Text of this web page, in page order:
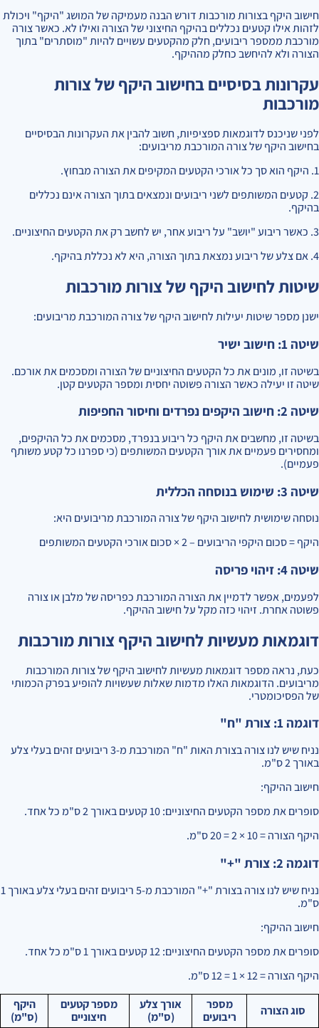
חישוב היקף בצורות מורכבות דורש הבנה מעמיקה של המושג "היקף" ויכולת
לזהות אילו קטעים נכללים בהיקף החיצוני של הצורה ואילו לא. כאשר צורה
מורכבת ממספר ריבועים, חלק מהקטעים עשויים להיות "מוסתרים" בתוך
הצורה ולא להיחשב כחלק מההיקף.
עקרונות בסיסיים בחישוב היקף של צורות
מורכבות
לפני שניכנס לדוגמאות ספציפיות, חשוב להבין את העקרונות הבסיסיים
בחישוב היקף של צורה המורכבת מריבועים:
1. היקף הוא סך כל אורכי הקטעים המקיפים את הצורה מבחוץ.
2. קטעים המשותפים לשני ריבועים ונמצאים בתוך הצורה אינם נכללים
בהיקף.
3. כאשר ריבוע "יושב" על ריבוע אחר, יש לחשב רק את הקטעים החיצוניים.
4. אם צלע של ריבוע נמצאת בתוך הצורה, היא לא נכללת בהיקף.
שיטות לחישוב היקף של צורות מורכבות
ישנן מספר שיטות יעילות לחישוב היקף של צורה המורכבת מריבועים:
שיטה 1: חישוב ישיר
בשיטה זו, מונים את כל הקטעים החיצוניים של הצורה ומסכמים את אורכם.
שיטה זו יעילה כאשר הצורה פשוטה יחסית ומספר הקטעים קטן.
שיטה 2: חישוב היקפים נפרדים וחיסור החפיפות
בשיטה זו, מחשבים את היקף כל ריבוע בנפרד, מסכמים את כל ההיקפים,
ומחסירים פעמיים את אורך הקטעים המשותפים (כי ספרנו כל קטע משותף
פעמיים).
שיטה 3: שימוש בנוסחה הכללית
נוסחה שימושית לחישוב היקף של צורה המורכבת מריבועים היא:
היקף = סכום היקפי הריבועים – 2 × סכום אורכי הקטעים המשותפים
שיטה 4: זיהוי פריסה
לפעמים, אפשר לדמיין את הצורה המורכבת כפריסה של מלבן או צורה
פשוטה אחרת. זיהוי כזה מקל על חישוב ההיקף.
דוגמאות מעשיות לחישוב היקף צורות מורכבות
כעת, נראה מספר דוגמאות מעשיות לחישוב היקף של צורות המורכבות
מריבועים. הדוגמאות האלו מדמות שאלות שעשויות להופיע בפרק הכמותי
של הפסיכומטרי.
דוגמה 1: צורת "ח"
נניח שיש לנו צורה בצורת האות "ח" המורכבת מ-3 ריבועים זהים בעלי צלע
באורך 2 ס"מ.
חישוב ההיקף:
סופרים את מספר הקטעים החיצוניים: 10 קטעים באורך 2 ס"מ כל אחד.
היקף הצורה = 10 × 2 = 20 ס"מ.
דוגמה 2: צורת "+"
נניח שיש לנו צורה בצורת "+" המורכבת מ-5 ריבועים זהים בעלי צלע באורך 1
ס"מ.
חישוב ההיקף:
סופרים את מספר הקטעים החיצוניים: 12 קטעים באורך 1 ס"מ כל אחד.
היקף הצורה = 12 × 1 = 12 ס"מ.
סוג הצורה
מספר
ריבועים
אורך צלע
(ס"מ)
מספר קטעים
חיצוניים
היקף
(ס"מ)